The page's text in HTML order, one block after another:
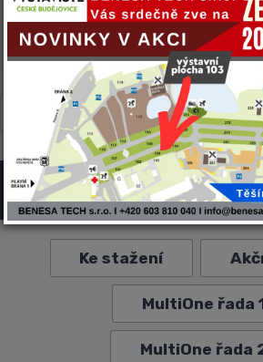
CARON CNF
MULTIONE
TWINCA VF-VENIERI
MULTIONE -
Ke stažení
MultiOne řada
MultiOne řada